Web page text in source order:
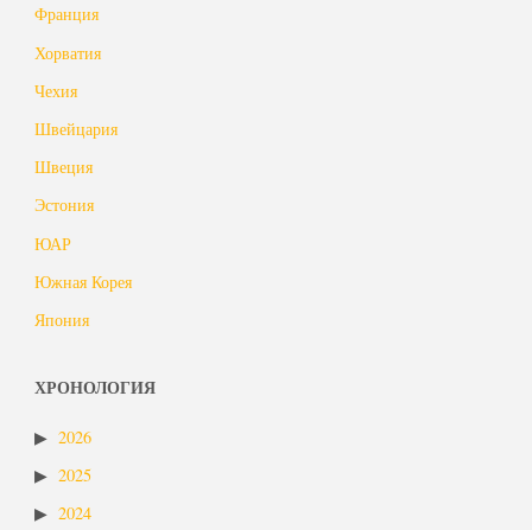
Франция
Хорватия
Чехия
Швейцария
Швеция
Эстония
ЮАР
Южная Корея
Япония
ХРОНОЛОГИЯ
2026
2025
2024